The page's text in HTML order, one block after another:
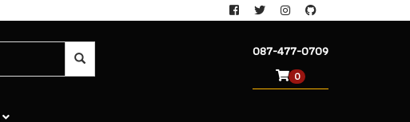
087-477-0709
0